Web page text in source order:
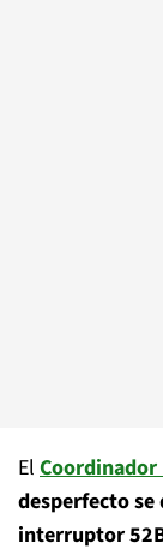
El
desperfecto
interruptor